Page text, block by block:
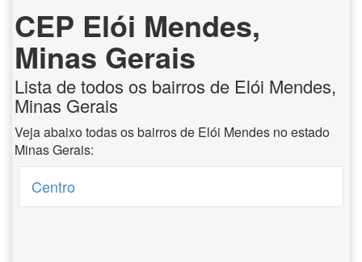
CEP Elói Mendes,
Minas Gerais
Lista de todos os bairros de Elói Mendes,
Minas Gerais
Veja abaixo todas os bairros de Elói Mendes no estado
Minas Gerais:
Centro